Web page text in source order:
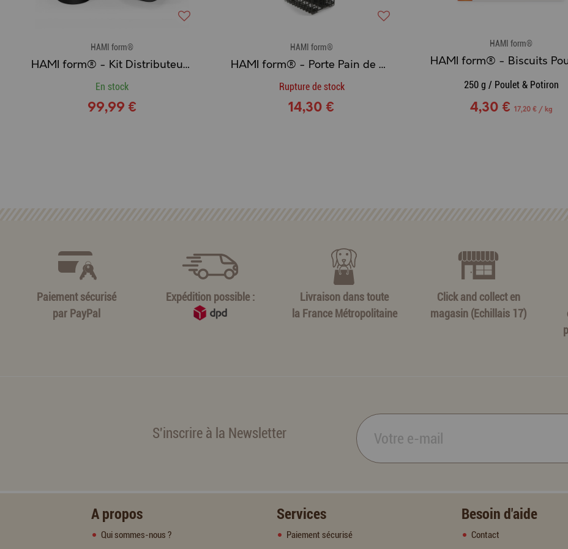
HAMI form®
HAMI form® - Kit Distributeur de Croquettes Programmable + Fontaine à Eau 2L
En stock
99,99 €
HAMI form®
HAMI form® - Porte Pain de graisse double
Rupture de stock
14,30 €
HAMI form®
250 g / Poulet & Potiron
4,30 € 17,20 € / kg
Paiement sécurisé
par PayPal
Expédition possible :
Livraison dans toute
la France Métropolitaine
Click and collect en
magasin (Echillais 17)
S'inscrire à la Newsletter
A propos
Qui sommes-nous ?
Services
Paiement sécurisé
Besoin d'aide
Contact